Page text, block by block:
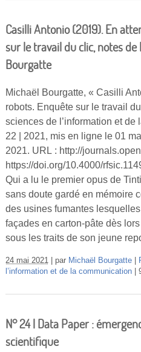
Casilli Antonio (2019). En
sur le travail du clic, notes
Bourgatte
Michaël Bourgatte, « Casilli
robots. Enquête sur le travail
sciences de l’information et
22 | 2021, mis en ligne le 01
2021. URL : http://
https://doi.org/10.4000/
Qui a lu le premier opus de
sans doute gardé en mémoire
des usines fumantes
façades en carton-pâte dès
sous les traits de son jeune
24 mai 2021 par Michaël Bourgatte
l’information et de la communication
N° 24 | Data Paper :
scientifique